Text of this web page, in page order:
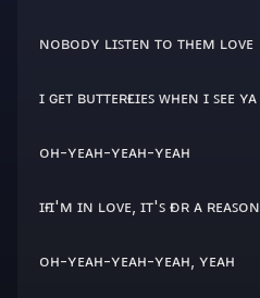
ɴᴏʙᴏᴅʏ ʟɪꜱᴛᴇɴ ᴛᴏ ᴛʜᴇᴍ ʟᴏᴠᴇ
ɪ ɢᴇᴛ ʙᴜᴛᴛᴇʀғʟɪᴇꜱ ᴡʜᴇɴ ɪ ꜱᴇᴇ ʏᴀ
ᴏʜ-ʏᴇᴀʜ-ʏᴇᴀʜ-ʏᴇᴀʜ
ɪғ ɪ'ᴍ ɪɴ ʟᴏᴠᴇ, ɪᴛ'ꜱ ғᴏʀ ᴀ ʀᴇᴀꜱᴏɴ
ᴏʜ-ʏᴇᴀʜ-ʏᴇᴀʜ-ʏᴇᴀʜ, ʏᴇᴀʜ